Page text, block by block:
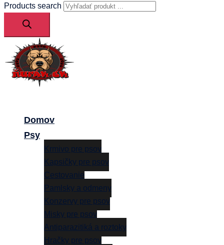
Products search
Domov
Psy
Krmivo pre psov
Kapsičky pre psov
Cestovanie
Pamlsky a odmeny
Konzervy pre psov
Misky pre psov
Antiparazitiká a roztoky
Hračky pre psov